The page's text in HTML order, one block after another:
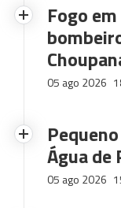
Fogo
05 ago 2026
Água de
05 ago 2026